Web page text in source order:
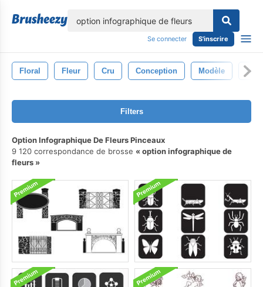
Se connecter S'inscrire
Floral Fleur Cru Conception Modèle
Filters
Option Infographique De Fleurs Pinceaux
9 120 correspondance de brosse
option infographique de
fleurs